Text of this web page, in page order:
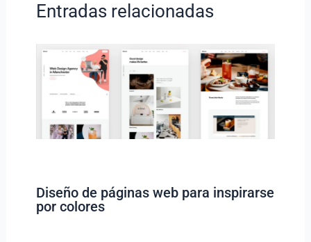
Entradas relacionadas
Diseño de páginas web para inspirarse
por colores